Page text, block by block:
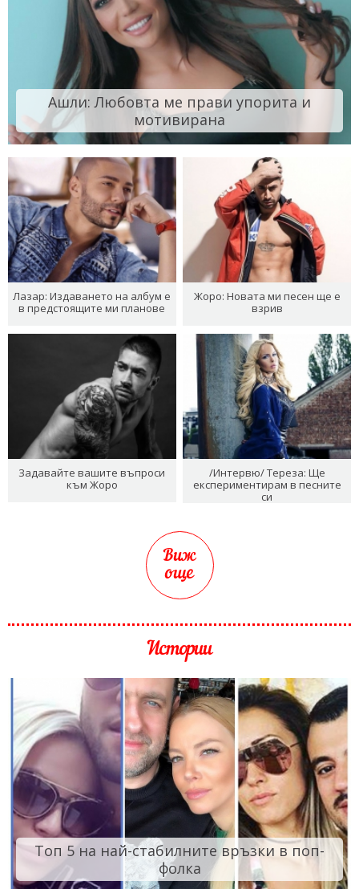
Ашли: Любовта ме прави упорита и
мотивирана
Лазар: Издаването на албум е
в предстоящите ми планове
Жоро: Новата ми песен ще е
взрив
Задавайте вашите въпроси
към Жоро
/Интервю/ Тереза: Ще
експериментирам в песните
си
Виж
още
Истории
Топ 5 на най-стабилните връзки в поп-
фолка